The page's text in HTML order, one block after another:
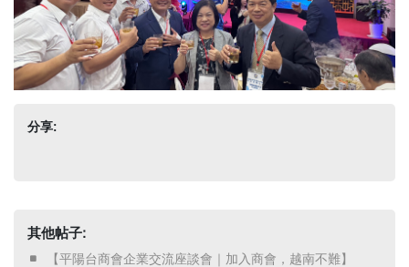
分享:
其他帖子:
​ 【平陽台商會企業交流座談會｜加入商會，越南不難】 ​